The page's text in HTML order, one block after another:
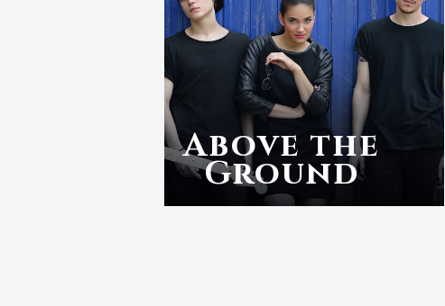
Above the
Ground